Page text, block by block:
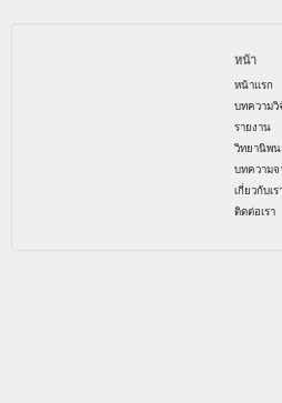
หน้า
หน้าแรก
บทความวิ
รายงาน
วิทยานิพน
บทความจ
เกี่ยวกับเร
ติดต่อเรา